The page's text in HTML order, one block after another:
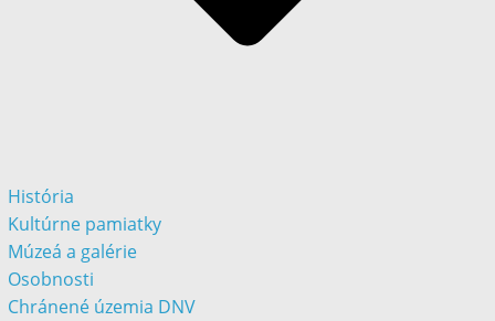
História
Kultúrne pamiatky
Múzeá a galérie
Osobnosti
Chránené územia DNV